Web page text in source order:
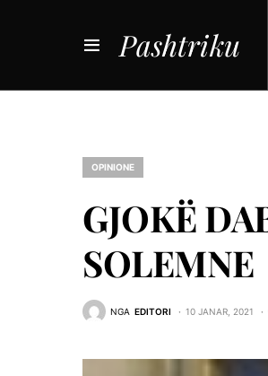
Pashtriku
OPINIONE
GJOKË
SOLEMNE
NGA EDITORI 10 JANAR, 2021